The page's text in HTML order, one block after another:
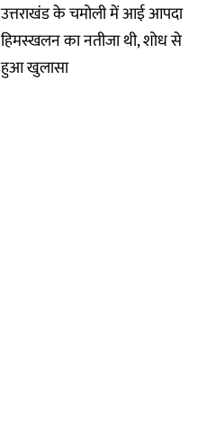
उत्तराखंड के चमोली में आई आपदा
हिमस्खलन का नतीजा थी, शोध से
हुआ खुलासा